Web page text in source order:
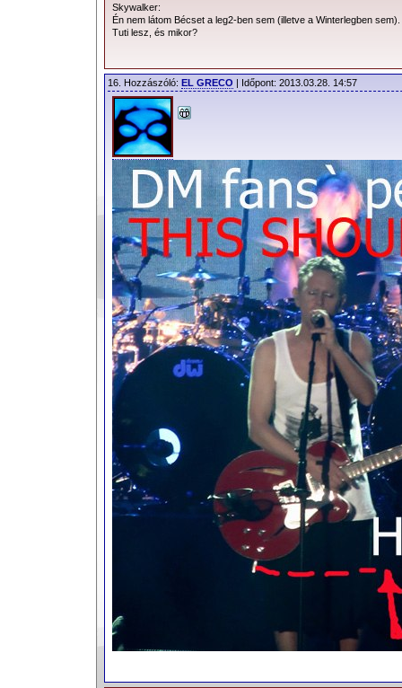
Skywalker:
Én nem látom Bécset a leg2-ben sem (illetve a Winterlegben sem).
Tuti lesz, és mikor?
16. Hozzászóló: EL GRECO | Időpont: 2013.03.28. 14:57